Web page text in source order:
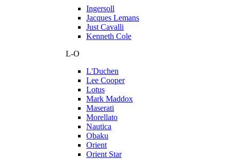
Ingersoll
Jacques Lemans
Just Cavalli
Kenneth Cole
L-O
L'Duchen
Lee Cooper
Lotus
Mark Maddox
Maserati
Morellato
Nautica
Obaku
Orient
Orient Star